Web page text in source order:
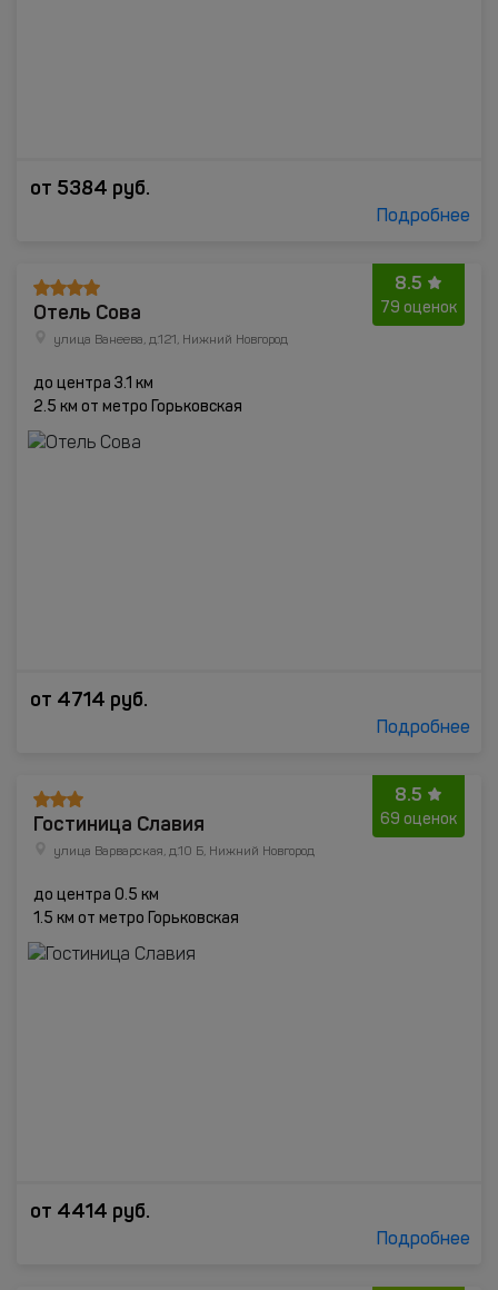
от 5384 руб.
Подробнее
8.5
79 оценок
Отель Сова
улица Ванеева, д.121, Нижний Новгород
до центра 3.1 км
2.5 км от метро Горьковская
от 4714 руб.
Подробнее
8.5
69 оценок
Гостиница Славия
улица Варварская, д.10 Б, Нижний Новгород
до центра 0.5 км
1.5 км от метро Горьковская
от 4414 руб.
Подробнее